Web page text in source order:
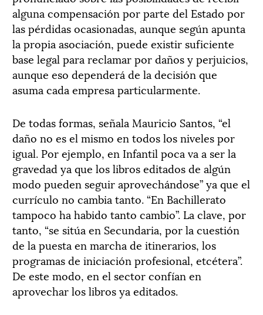
alguna compensación por parte del Estado por
las pérdidas ocasionadas, aunque según apunta
la propia asociación, puede existir suficiente
base legal para reclamar por daños y perjuicios,
aunque eso dependerá de la decisión que
asuma cada empresa particularmente.
De todas formas, señala Mauricio Santos, “el
daño no es el mismo en todos los niveles por
igual. Por ejemplo, en Infantil poca va a ser la
gravedad ya que los libros editados de algún
modo pueden seguir aprovechándose” ya que el
currículo no cambia tanto. “En Bachillerato
tampoco ha habido tanto cambio”. La clave, por
tanto, “se sitúa en Secundaria, por la cuestión
de la puesta en marcha de itinerarios, los
programas de iniciación profesional, etcétera”.
De este modo, en el sector confían en
aprovechar los libros ya editados.